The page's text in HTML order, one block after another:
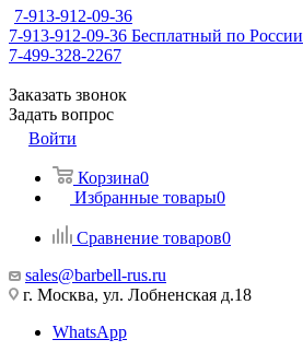
7-913-912-09-36
7-913-912-09-36 Бесплатный по России
7-499-328-2267
Заказать звонок
Задать вопрос
Войти
Корзина0
Избранные товары0
Сравнение товаров0
sales@barbell-rus.ru
г. Москва, ул. Лобненская д.18
WhatsApp